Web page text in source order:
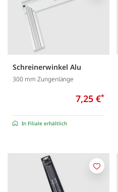
Schreinerwinkel Alu
300 mm Zungenlänge
7,25 €*
In Filiale erhältlich
Merken